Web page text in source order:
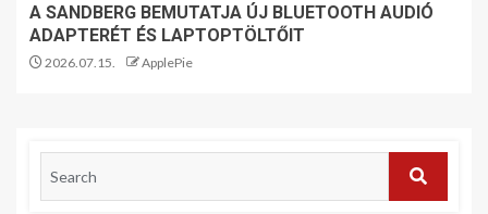
A SANDBERG BEMUTATJA ÚJ BLUETOOTH AUDIÓ
ADAPTERÉT ÉS LAPTOPTÖLTŐIT
2026.07.15. ApplePie